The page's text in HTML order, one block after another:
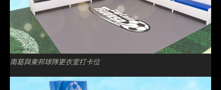
南葛與東邦球隊更衣室打卡位